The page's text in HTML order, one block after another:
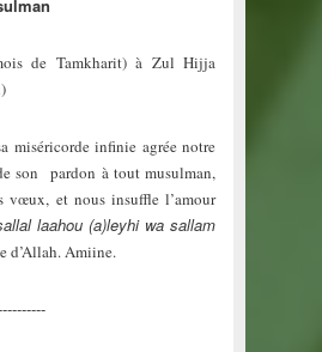
de Tamkharit) à Zul Hijja
miséricorde infinie agrée notre
son pardon à tout musulman,
vœux, et nous insuffle l’amour
laahou (a)leyhi wa sallam
d’Allah. Amiine.